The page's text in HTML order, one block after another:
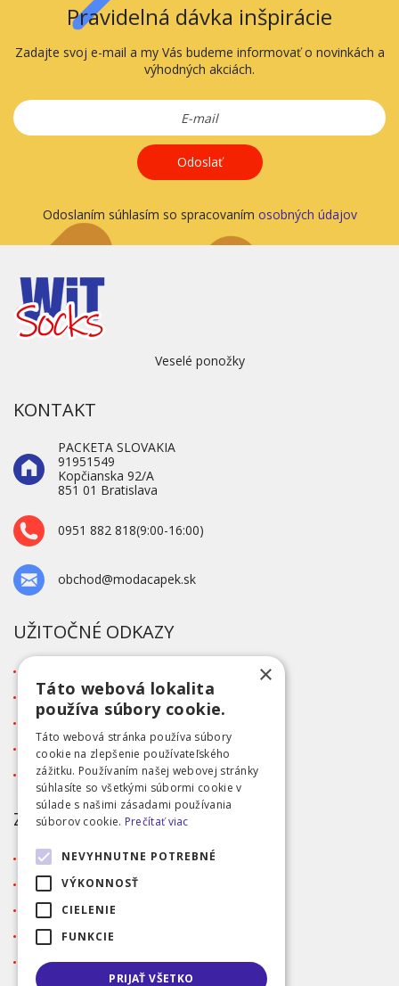
Pravidelná dávka inšpirácie
Zadajte svoj e-mail a my Vás budeme informovať o novinkách a
výhodných akciách.
Odoslať
Odoslaním súhlasím so spracovaním osobných údajov
Veselé ponožky
KONTAKT
PACKETA SLOVAKIA
91951549
Kopčianska 92/A
851 01 Bratislava
0951 882 818(9:00-16:00)
obchod@modacapek.sk
UŽITOČNÉ ODKAZY
Blog
Kontakt
Tabuľka veľkostí
Ochrana osobných údajov GDPR
ZÁKAZNÍCKY SERVIS
Obchodné podmienky
Doprava a platba
Reklamácia
Prihlásenie
Registrácia
×
Táto webová lokalita
používa súbory cookie.
Táto webová stránka používa súbory
cookie na zlepšenie používateľského
zážitku. Používaním našej webovej stránky
súhlasíte so všetkými súbormi cookie v
súlade s našimi zásadami používania
súborov cookie. Prečítať viac
NEVYHNUTNE POTREBNÉ
VÝKONNOSŤ
CIELENIE
FUNKCIE
PRIJAŤ VŠETKO